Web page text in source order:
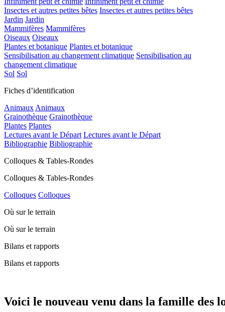
Insectes et autres petites bêtes Insectes et autres petites bêtes
Jardin Jardin
Mammifères Mammifères
Oiseaux Oiseaux
Plantes et botanique Plantes et botanique
Sensibilisation au changement climatique Sensibilisation au
changement climatique
Sol Sol
Fiches d’identification
Animaux Animaux
Grainothèque Grainothèque
Plantes Plantes
Lectures avant le Départ Lectures avant le Départ
Bibliographie Bibliographie
Colloques & Tables-Rondes
Colloques & Tables-Rondes
Colloques Colloques
Où sur le terrain
Où sur le terrain
Bilans et rapports
Bilans et rapports
Voici le nouveau venu dans la famille des